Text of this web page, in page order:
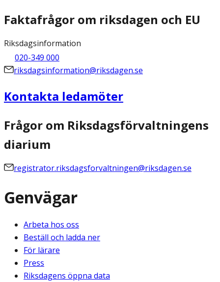
Faktafrågor om riksdagen och EU
Riksdagsinformation
020-349 000
riksdagsinformation@riksdagen.se
Kontakta ledamöter
Frågor om Riksdagsförvaltningens
diarium
registrator.riksdagsforvaltningen@riksdagen.se
Genvägar
Arbeta hos oss
Beställ och ladda ner
För lärare
Press
Riksdagens öppna data